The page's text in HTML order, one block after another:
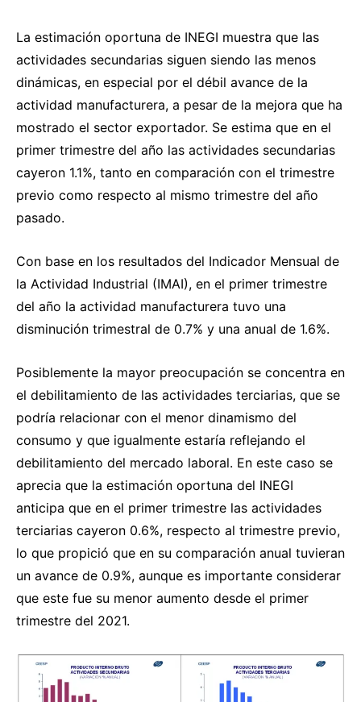
La estimación oportuna de INEGI muestra que las
actividades secundarias siguen siendo las menos
dinámicas, en especial por el débil avance de la
actividad manufacturera, a pesar de la mejora que ha
mostrado el sector exportador. Se estima que en el
primer trimestre del año las actividades secundarias
cayeron 1.1%, tanto en comparación con el trimestre
previo como respecto al mismo trimestre del año
pasado.
Con base en los resultados del Indicador Mensual de
la Actividad Industrial (IMAI), en el primer trimestre
del año la actividad manufacturera tuvo una
disminución trimestral de 0.7% y una anual de 1.6%.
Posiblemente la mayor preocupación se concentra en
el debilitamiento de las actividades terciarias, que se
podría relacionar con el menor dinamismo del
consumo y que igualmente estaría reflejando el
debilitamiento del mercado laboral. En este caso se
aprecia que la estimación oportuna del INEGI
anticipa que en el primer trimestre las actividades
terciarias cayeron 0.6%, respecto al trimestre previo,
lo que propició que en su comparación anual tuvieran
un avance de 0.9%, aunque es importante considerar
que este fue su menor aumento desde el primer
trimestre del 2021.